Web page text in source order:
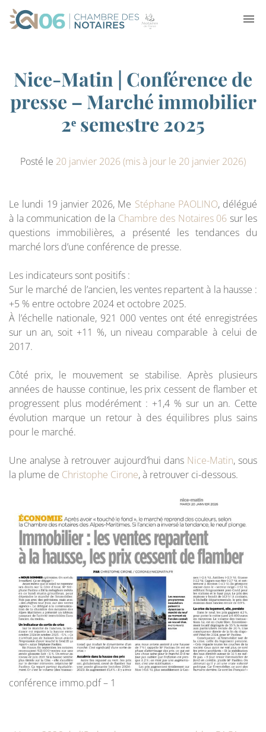
Nice-Matin | Conférence de
presse – Marché immobilier
2ᵉ semestre 2025
Posté le 20 janvier 2026(mis à jour le 20 janvier 2026)
Le lundi 19 janvier 2026, Me Stéphane PAOLINO, délégué
à la communication de la Chambre des Notaires 06 sur les
questions immobilières, a présenté les tendances du
marché lors d’une conférence de presse.
Les indicateurs sont positifs :
Sur le marché de l’ancien, les ventes repartent à la hausse :
+5 % entre octobre 2024 et octobre 2025.
À l’échelle nationale, 921 000 ventes ont été enregistrées
sur un an, soit +11 %, un niveau comparable à celui de
2017.
Côté prix, le mouvement se stabilise. Après plusieurs
années de hausse continue, les prix cessent de flamber et
progressent plus modérément : +1,4 % sur un an. Cette
évolution marque un retour à des équilibres plus sains
pour le marché.
Une analyse à retrouver aujourd’hui dans Nice-Matin, sous
la plume de Christophe Cirone, à retrouver ci-dessous.
conférence immo.pdf – 1